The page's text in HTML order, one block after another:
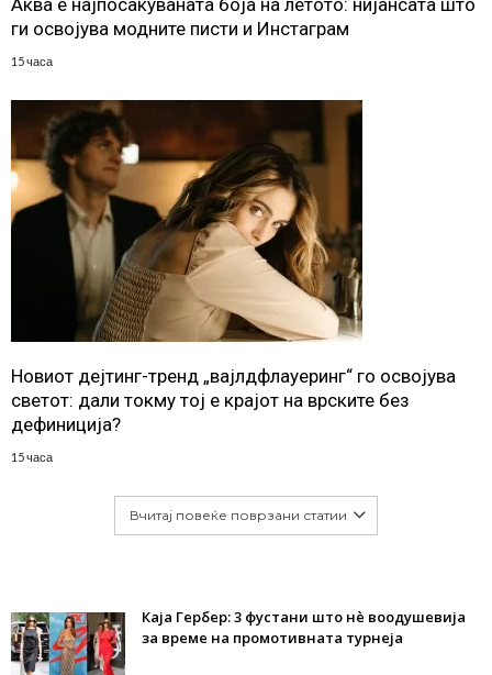
Аква е најпосакуваната боја на летото: нијансата што
ги освојува модните писти и Инстаграм
15 часа
Новиот дејтинг-тренд „вајлдфлауеринг“ го освојува
светот: дали токму тој е крајот на врските без
дефиниција?
15 часа
Вчитај повеќе поврзани статии
Каја Гербер: 3 фустани што нè воодушевија
за време на промотивната турнеја